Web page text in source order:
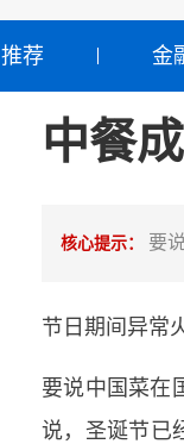
推荐 金
中餐
核心提示： 要
节日期间异常
要说中国菜在
说，圣诞节已